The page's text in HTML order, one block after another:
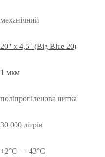
механічний
20″ x 4,5″ (Big Blue 20)
1 мкм
поліпропіленова нитка
30 000 літрів
+2°C – +43°C